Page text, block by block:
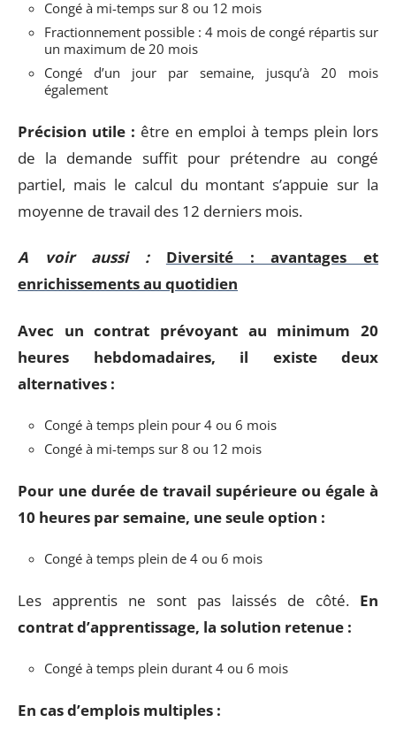
Congé à mi-temps sur 8 ou 12 mois
Fractionnement possible : 4 mois de congé répartis sur
un maximum de 20 mois
Congé d’un jour par semaine, jusqu’à 20 mois
également
Précision utile : être en emploi à temps plein lors
de la demande suffit pour prétendre au congé
partiel, mais le calcul du montant s’appuie sur la
moyenne de travail des 12 derniers mois.
A voir aussi :
Diversité : avantages et
enrichissements au quotidien
Avec un contrat prévoyant au minimum 20
heures hebdomadaires, il existe deux
alternatives :
Congé à temps plein pour 4 ou 6 mois
Congé à mi-temps sur 8 ou 12 mois
Pour une durée de travail supérieure ou égale à
10 heures par semaine, une seule option :
Congé à temps plein de 4 ou 6 mois
Les apprentis ne sont pas laissés de côté. En
contrat d’apprentissage, la solution retenue :
Congé à temps plein durant 4 ou 6 mois
En cas d’emplois multiples :